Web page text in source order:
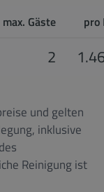
max. Gäste pro
2
und gelten
inklusive
Reinigung ist